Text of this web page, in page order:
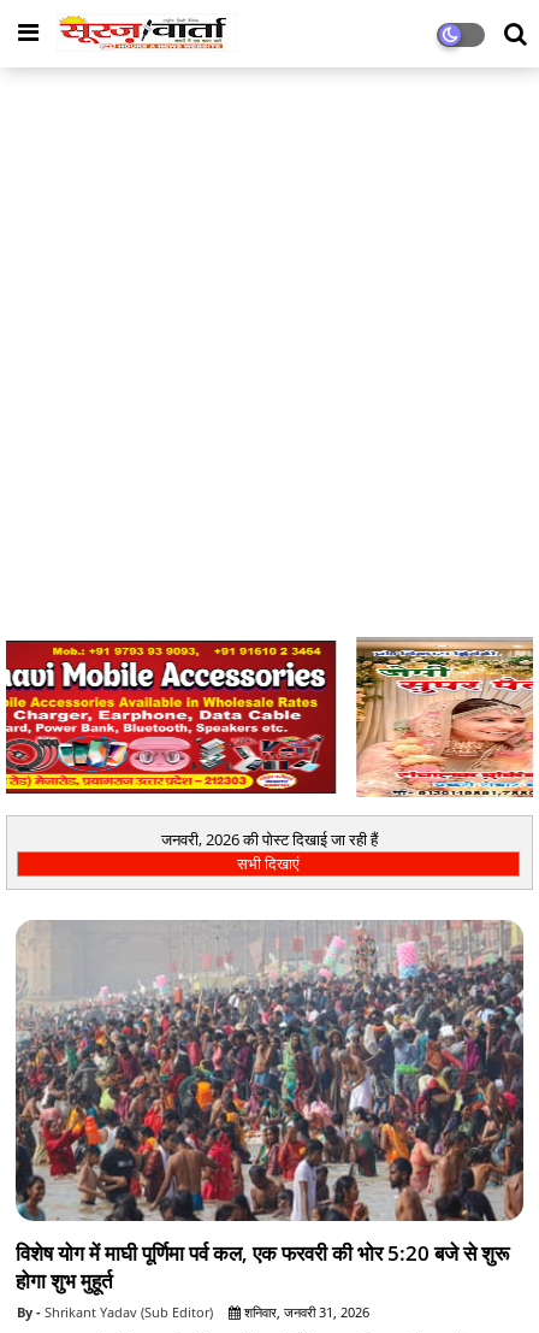
जनवरी, 2026 की पोस्ट दिखाई जा रही हैं
सभी दिखाएं
विशेष योग में माघी पूर्णिमा पर्व कल, एक फरवरी की भोर 5:20 बजे से शुरू
होगा शुभ मुहूर्त
Shrikant Yadav (Sub Editor) शनिवार, जनवरी 31, 2026